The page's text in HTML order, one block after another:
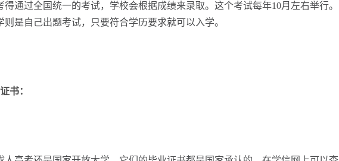
过全国统一的考试，学校会根据成绩来录取。这个考试每年10月左右举行。
则是自己出题考试，只要符合学历要求就可以入学。
：